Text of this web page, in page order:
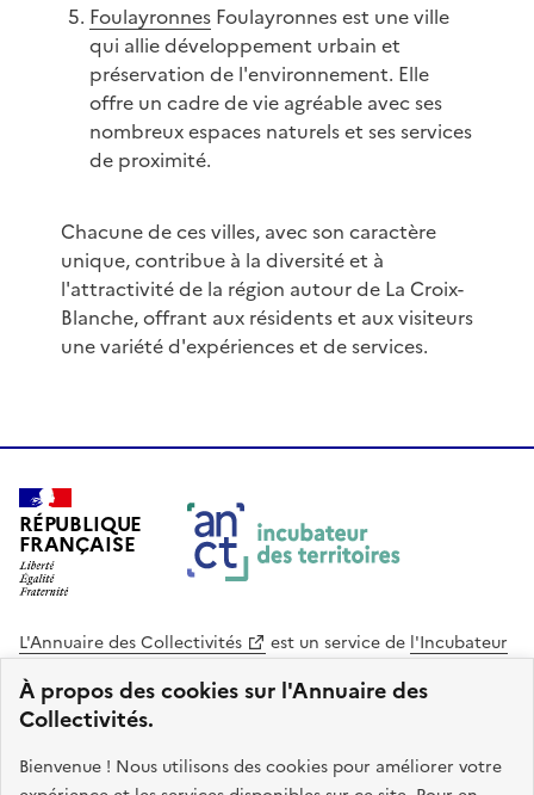
À propos des cookies sur l'Annuaire des
Collectivités.
Bienvenue ! Nous utilisons des cookies pour améliorer votre
FoulayronnesFoulayronnes est une ville
qui allie développement urbain et
préservation de l'environnement. Elle
offre un cadre de vie agréable avec ses
nombreux espaces naturels et ses services
de proximité.
Chacune de ces villes, avec son caractère
unique, contribue à la diversité et à
l'attractivité de la région autour de La Croix-
Blanche, offrant aux résidents et aux visiteurs
une variété d'expériences et de services.
RÉPUBLIQUE
FRANÇAISE
L'Annuaire des Collectivités est un service de l'Incubateur
des Territoires
Cohésion des Territoires
. Le code source de ce site web
est disponible en licence libre. Le design de ce site est conçu
avec le système de design de l’État.